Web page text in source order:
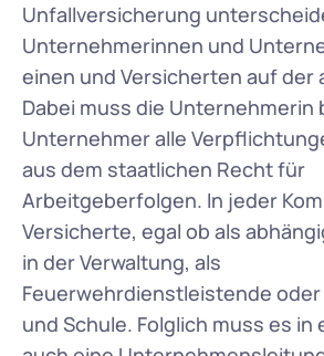
Unfallversicherung
Unternehmerinnen und
einen und Versicherten auf der
Dabei muss die Unternehmerin
Unternehmer alle
aus dem staatlichen Recht für
Arbeitgeberfolgen. In jeder
Versicherte, egal ob als
in der Verwaltung, als
Feuerwehrdienstleistende oder
und Schule. Folglich muss es in